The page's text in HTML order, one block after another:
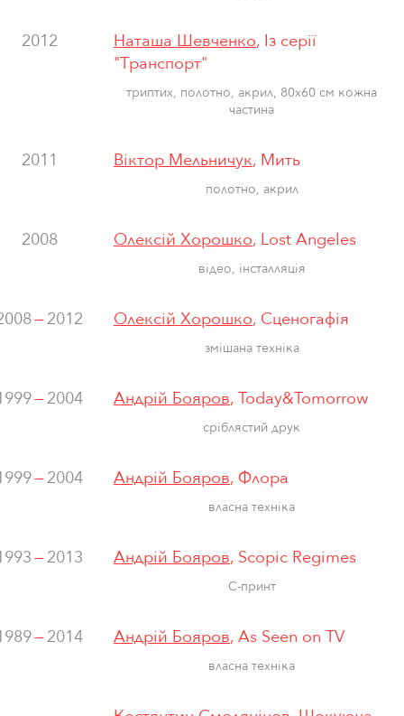
2012 Наташа Шевченко, Із серії
"Транспорт"
триптих, полотно, акрил, 80х60 см кожна
частина
2011 Віктор Мельничук, Мить
полотно, акрил
2008 Олексій Хорошко, Lost Angeles
відео, інсталляція
—2012 Олексій Хорошко, Сценогафія
змішана техніка
—2004 Андрій Бояров, Today&Tomorrow
сріблястий друк
—2004 Андрій Бояров, Флора
власна техніка
—2013 Андрій Бояров, Scopic Regimes
C-принт
—2014 Андрій Бояров, As Seen on TV
власна технiка